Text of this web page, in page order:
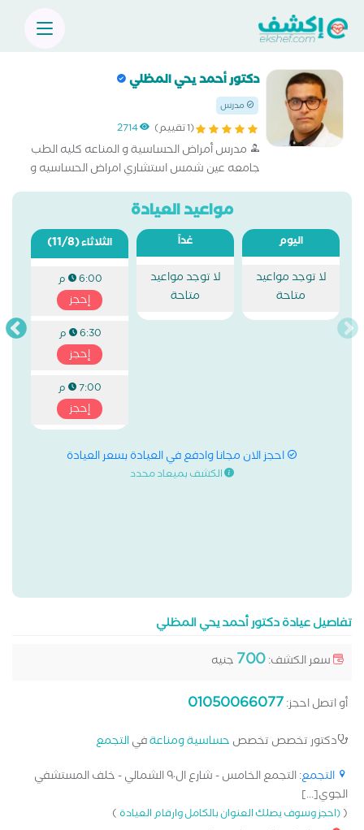
دكتور أحمد يحي المظلي
مدرس
(1 تقييم) 2714
مدرس أمراض الحساسية و المناعه كليه الطب
جامعه عين شمس استشاري امراض الحساسيه و
المناعه
مواعيد العيادة
اليوم
لا توجد مواعيد
متاحة
غداً
لا توجد مواعيد
متاحة
الثلاثاء(11/8)
6:00 م
إحجز
6:30 م
إحجز
7:00 م
إحجز
احجز الان مجانا وادفع في العيادة بسعر العيادة
الكشف بميعاد محدد
تفاصيل عيادة دكتور أحمد يحي المظلي
سعر الكشف:700 جنيه
أو اتصل احجز:01050066077
دكتور تخصص تخصص حساسية ومناعةفيالتجمع
التجمع
: التجمع الخامس - شارع ال٩٠ الشمالي - خلف المستشفي
الجوي[...]
((احجز وسوف يصلك العنوان بالكامل وارقام العيادة)